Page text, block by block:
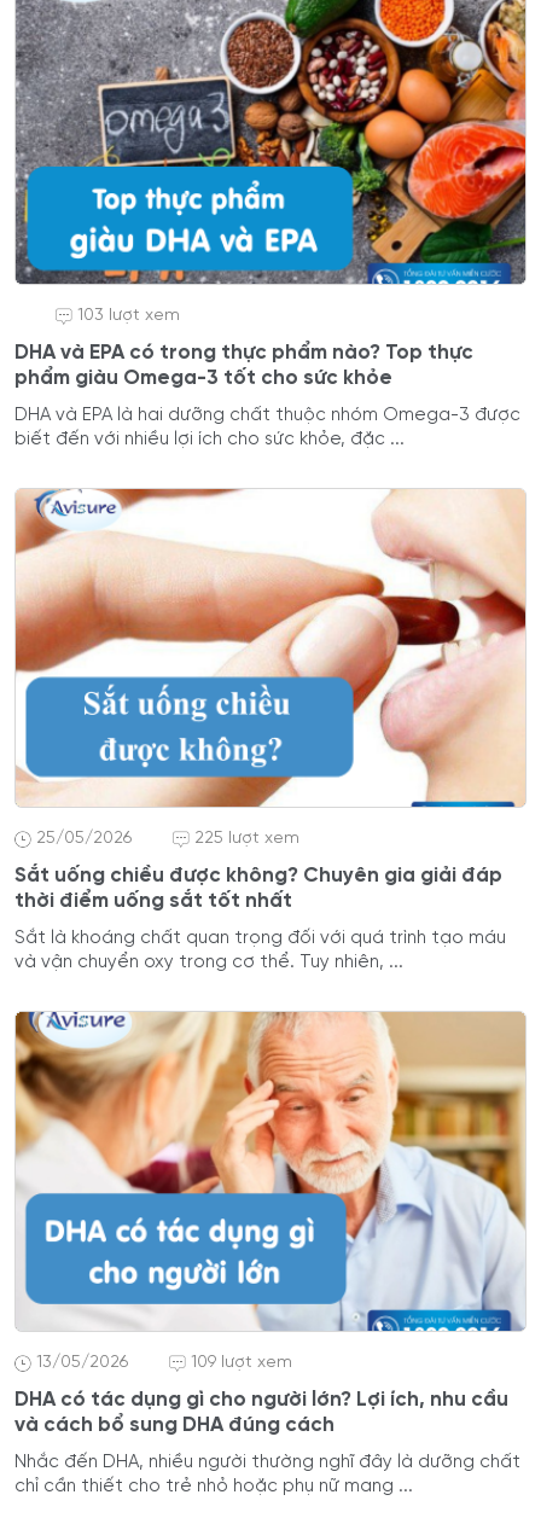
103 lượt xem
DHA và EPA có trong thực phẩm nào? Top thực
phẩm giàu Omega-3 tốt cho sức khỏe
DHA và EPA là hai dưỡng chất thuộc nhóm Omega-3 được
biết đến với nhiều lợi ích cho sức khỏe, đặc ...
25/05/2026 225 lượt xem
Sắt uống chiều được không? Chuyên gia giải đáp
thời điểm uống sắt tốt nhất
Sắt là khoáng chất quan trọng đối với quá trình tạo máu
và vận chuyển oxy trong cơ thể. Tuy nhiên, ...
13/05/2026 109 lượt xem
DHA có tác dụng gì cho người lớn? Lợi ích, nhu cầu
và cách bổ sung DHA đúng cách
Nhắc đến DHA, nhiều người thường nghĩ đây là dưỡng chất
chỉ cần thiết cho trẻ nhỏ hoặc phụ nữ mang ...